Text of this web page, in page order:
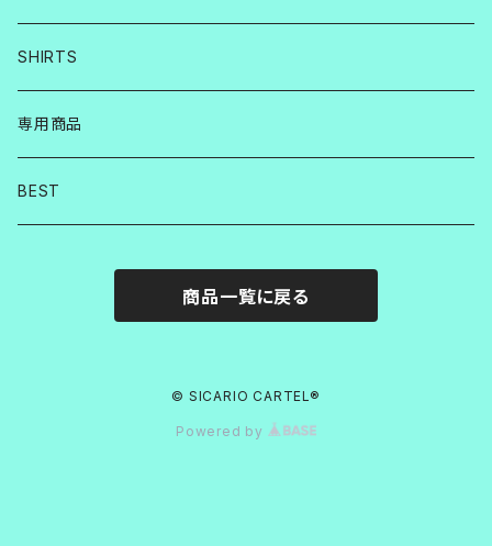
SHIRTS
専用商品
BEST
商品一覧に戻る
© SICARIO CARTEL®︎
Powered by